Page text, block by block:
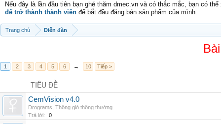
Nếu đây là lần đầu tiên bạn ghé thăm dmec.vn và có thắc mắc, bạn có
để trở thành thành viên để bắt đầu đăng bán sản phẩm của mình.
Trang chủ Diễn đàn
1 2 3 4 5 6 → 10 Tiếp >
TIÊU ĐỀ
CemVision v4.0
Drograms Thông gió thông thường
Trả lời:
0